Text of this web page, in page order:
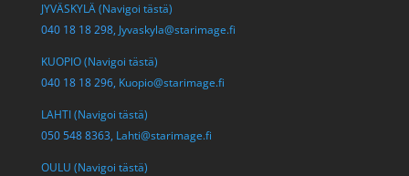
JYVÄSKYLÄ (Navigoi tästä)
040 18 18 298, Jyvaskyla@starimage.fi
KUOPIO (Navigoi tästä)
040 18 18 296, Kuopio@starimage.fi
LAHTI (Navigoi tästä)
050 548 8363, Lahti@starimage.fi
OULU (Navigoi tästä)